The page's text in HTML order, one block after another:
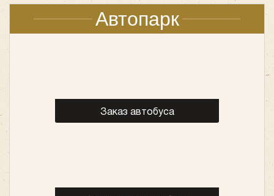
Автопарк
Заказ автобуса
King Long XMQ6129 (53 места)